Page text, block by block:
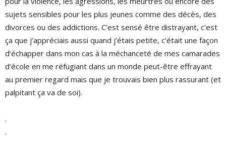
sujets sensibles pour les plus jeunes comme des décès, des
divorces ou des addictions. C’est sensé être distrayant, c’est
ça que j’appréciais aussi quand j’étais petite, c’était une façon
d’échapper dans mon cas à la méchanceté de mes camarades
d’école en me réfugiant dans un monde peut-être effrayant
au premier regard mais que je trouvais bien plus rassurant (et
palpitant ça va de soi).
.
.